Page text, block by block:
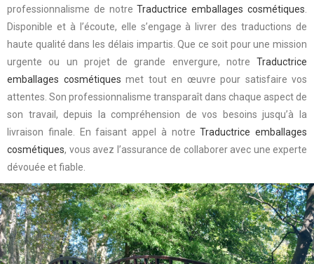
professionnalisme de notreTraductrice emballages cosmétiques
Disponible et à l’écoute, elle s’engage à livrer des traductions de
haute qualité dans les délais impartis. Que ce soit pour une mission
urgente ou un projet de grande envergure, notre Traductrice
emballages cosmétiques met tout en œuvre pour satisfaire vos
attentes. Son professionnalisme transparaît dans chaque aspect de
son travail, depuis la compréhension de vos besoins jusqu’à la
livraison finale. En faisant appel à notreTraductrice emballages
cosmétiques, vous avez l’assurance de collaborer avec une experte
dévouée et fiable.